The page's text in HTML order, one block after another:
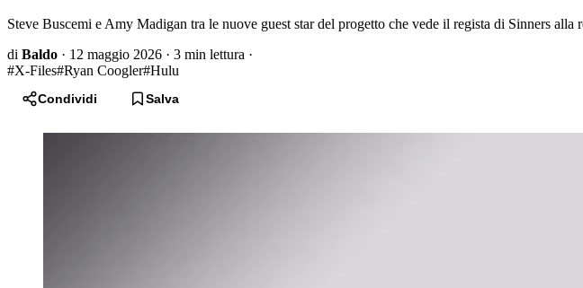
Steve Buscemi e Amy Madigan tra le nuove guest star del progetto che vede il regista di Sinners
di Baldo · 12 maggio 2026 · 3 min lettura ·
#X-Files#Ryan Coogler#Hulu
Condividi Salva